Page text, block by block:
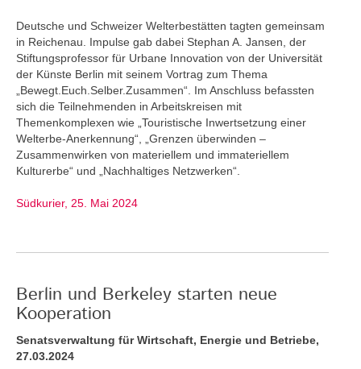
Deutsche und Schweizer Welterbestätten tagten gemeinsam
in Reichenau. Impulse gab dabei Stephan A. Jansen, der
Stiftungsprofessor für Urbane Innovation von der Universität
der Künste Berlin mit seinem Vortrag zum Thema
„Bewegt.Euch.Selber.Zusammen“. Im Anschluss befassten
sich die Teilnehmenden in Arbeitskreisen mit
Themenkomplexen wie „Touristische Inwertsetzung einer
Welterbe-Anerkennung“, „Grenzen überwinden –
Zusammenwirken von materiellem und immateriellem
Kulturerbe“ und „Nachhaltiges Netzwerken“.
Südkurier, 25. Mai 2024
Berlin und Berkeley starten neue
Kooperation
Senatsverwaltung für Wirtschaft, Energie und Betriebe,
27.03.2024